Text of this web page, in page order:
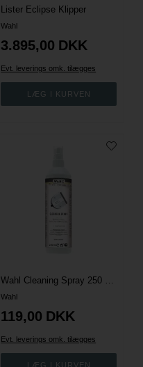
Lister Eclipse Klipper
Wahl
3.895,00 DKK
Evt. leverings omk. tilægges
Wahl Cleaning Spray 250 ml.
Wahl
119,00 DKK
Evt. leverings omk. tilægges